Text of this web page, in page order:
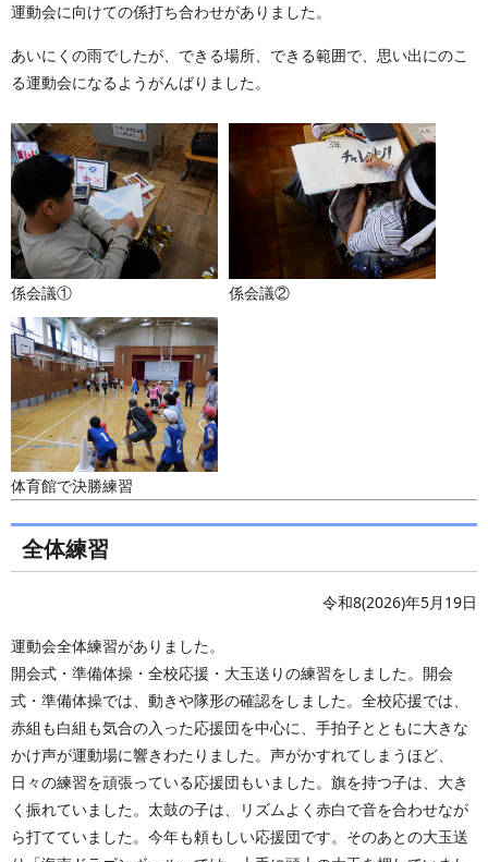
運動会に向けての係打ち合わせがありました。
あいにくの雨でしたが、できる場所、できる範囲で、思い出にのこ
る運動会になるようがんばりました。
係会議① 係会議②
体育館で決勝練習
全体練習
令和8(2026)年5月19日
運動会全体練習がありました。
開会式・準備体操・全校応援・大玉送りの練習をしました。開会
式・準備体操では、動きや隊形の確認をしました。全校応援では、
赤組も白組も気合の入った応援団を中心に、手拍子とともに大きな
かけ声が運動場に響きわたりました。声がかすれてしまうほど、
日々の練習を頑張っている応援団もいました。旗を持つ子は、大き
く振れていました。太鼓の子は、リズムよく赤白で音を合わせなが
ら打てていました。今年も頼もしい応援団です。そのあとの大玉送